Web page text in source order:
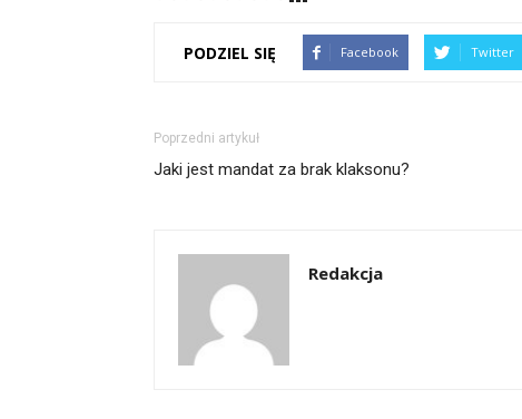
PODZIEL SIĘ Facebook Twitter
Poprzedni artykuł
Jaki jest mandat za brak klaksonu?
Redakcja